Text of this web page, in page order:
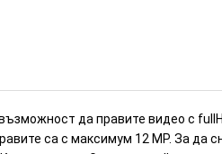
да правите видео с
са с максимум 12 МР. За да